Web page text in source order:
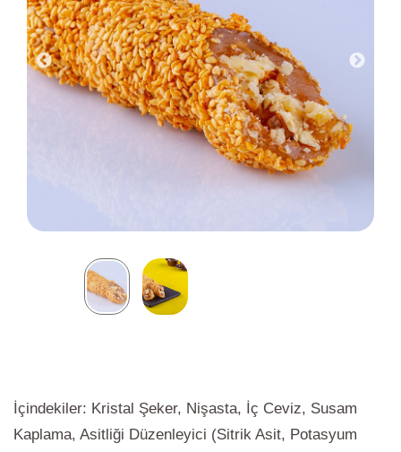
İçindekiler: Kristal Şeker, Nişasta, İç Ceviz, Susam
Kaplama, Asitliği Düzenleyici (Sitrik Asit, Potasyum